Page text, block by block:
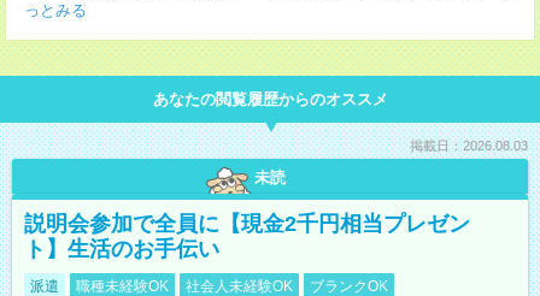
っとみる
あなたの閲覧履歴からのオススメ
掲載日：2026.08.03
未読
説明会参加で全員に【現金2千円相当プレゼン
ト】生活のお手伝い
派遣 職種未経験OK 社会人未経験OK
ブランクOK